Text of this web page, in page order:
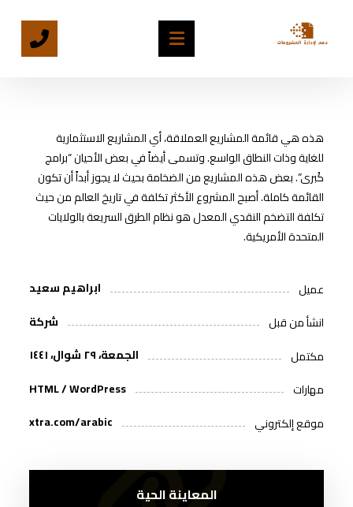
هذه هي قائمة المشاريع العملاقة، أي المشاريع الاستثمارية
للغاية وذات النطاق الواسع. وتسمى أيضاً في بعض الأحيان “برامج
كُبرى”. بعض هذه المشاريع من الضخامة بحيث لا يجوز أبداً أن تكون
القائمة كاملة. أصبح المشروع الأكثر تكلفة في تاريخ العالم من حيث
تكلفة التضخم النقدي المعدل هو نظام الطرق السريعة بالولايات
المتحدة الأمريكية.
عميل
ابراهيم سعيد
انشأ من قبل
شركة
مكتمل
الجمعة، ٢٩ شوال، ١٤٤١
مهارات
HTML / WordPress
موقع إلكتروني
xtra.com/arabic
المعاينة الحية